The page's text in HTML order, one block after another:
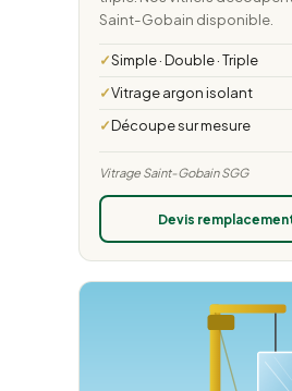
Saint-Gobain disponible.
Simple · Double · Triple
Vitrage argon isolant
Découpe sur mesure
Vitrage Saint-Gobain SGG
Devis